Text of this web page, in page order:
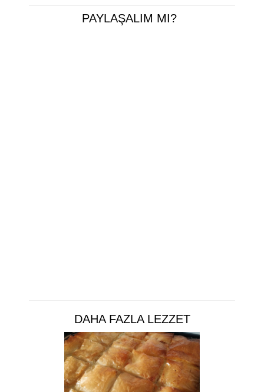
PAYLAŞALIM MI?
DAHA FAZLA LEZZET